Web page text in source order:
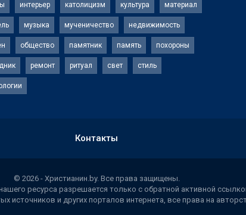
интерьер католицизм культура материал
музыка мученичество недвижимость
общество памятник память похороны
ремонт ритуал свет стиль
Контакты
© 2026 - Христианин.by. Все права защищены.
ресурса разрешается только с обратной активной
источников и других порталов интернета, все права на